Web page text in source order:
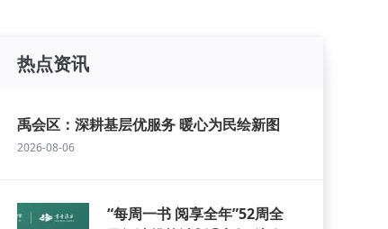
热点资讯
禹会区：深耕基层优服务 暖心为民绘新图
2026-08-06
“每周一书 阅享全年”52周全